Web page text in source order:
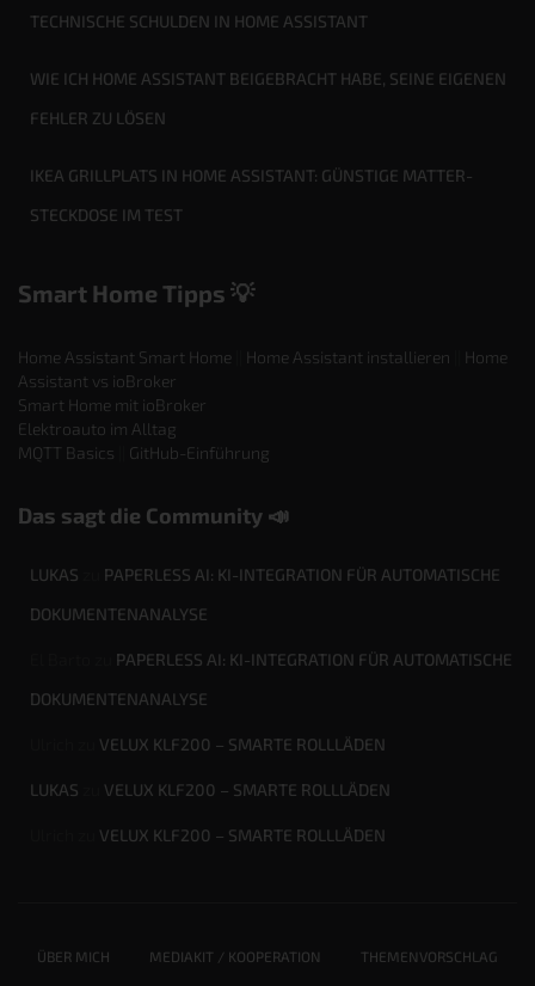
TECHNISCHE SCHULDEN IN HOME ASSISTANT
WIE ICH HOME ASSISTANT BEIGEBRACHT HABE, SEINE EIGENEN
FEHLER ZU LÖSEN
IKEA GRILLPLATS IN HOME ASSISTANT: GÜNSTIGE MATTER-
STECKDOSE IM TEST
Smart Home Tipps 💡
Home Assistant Smart Home Home Assistant installieren
Home
Assistant vs ioBroker
Smart Home mit ioBroker
Elektroauto im Alltag
MQTT Basics
GitHub-Einführung
Das sagt die Community 📣
LUKAS
PAPERLESS AI: KI-INTEGRATION FÜR AUTOMATISCHE
DOKUMENTENANALYSE
PAPERLESS AI: KI-INTEGRATION FÜR AUTOMATISCHE
DOKUMENTENANALYSE
VELUX KLF200 – SMARTE ROLLLÄDEN
LUKAS VELUX KLF200 – SMARTE ROLLLÄDEN
VELUX KLF200 – SMARTE ROLLLÄDEN
ÜBER MICH MEDIAKIT / KOOPERATION THEMENVORSCHLAG